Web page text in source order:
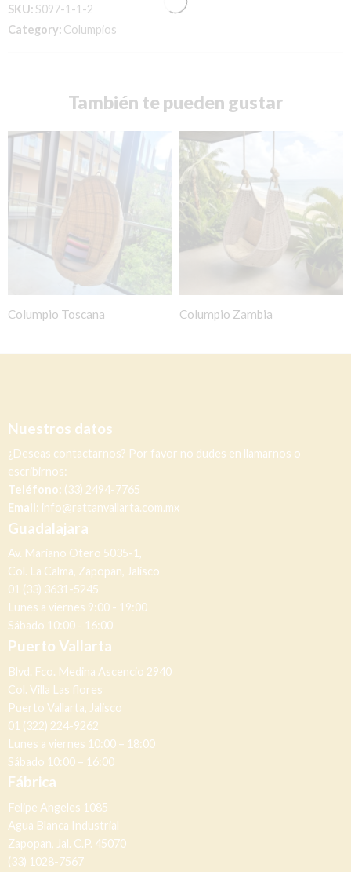
SKU: S097-1-1-2
Category: Columpios
También te pueden gustar
Columpio Toscana Columpio Zambia
Nuestros datos
¿Deseas contactarnos? Por favor no dudes en llamarnos o
escribirnos:
Teléfono: (33) 2494-7765
Email: info@rattanvallarta.com.mx
Guadalajara
Av. Mariano Otero 5035-1,
Col. La Calma, Zapopan, Jalisco
01 (33) 3631-5245
Lunes a viernes 9:00 - 19:00
Sábado 10:00 - 16:00
Puerto Vallarta
Blvd. Fco. Medina Ascencio 2940
Col. Villa Las flores
Puerto Vallarta, Jalisco
01 (322) 224-9262
Lunes a viernes 10:00 – 18:00
Sábado 10:00 – 16:00
Fábrica
Felipe Angeles 1085
Agua Blanca Industrial
Zapopan, Jal. C.P. 45070
(33) 1028-7567